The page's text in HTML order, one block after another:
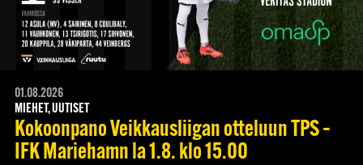
01.08.2026
MIEHET, UUTISET
Kokoonpano Veikkausliigan otteluun TPS –
IFK Mariehamn la 1.8. klo 15.00